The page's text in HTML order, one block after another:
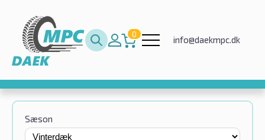
0
info@daekmpc.dk
Sæson